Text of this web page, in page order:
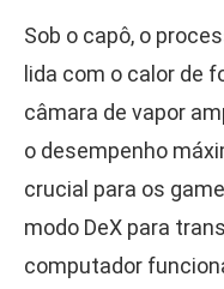
Sob o capô, o
lida com o calor de
câmara de vapor
o desempenho
crucial para os
modo DeX para
computador